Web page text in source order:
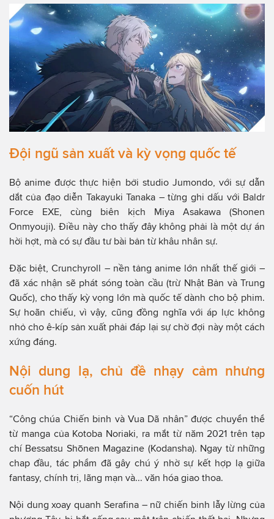
Đội ngũ sản xuất và kỳ vọng quốc tế
Bộ anime được thực hiện bởi studio Jumondo, với sự dẫn
dắt của đạo diễn Takayuki Tanaka – từng ghi dấu với Baldr
Force EXE, cùng biên kịch Miya Asakawa (Shonen
Onmyouji). Điều này cho thấy đây không phải là một dự án
hời hợt, mà có sự đầu tư bài bản từ khâu nhân sự.
Đặc biệt, Crunchyroll – nền tảng anime lớn nhất thế giới –
đã xác nhận sẽ phát sóng toàn cầu (trừ Nhật Bản và Trung
Quốc), cho thấy kỳ vọng lớn mà quốc tế dành cho bộ phim.
Sự hoãn chiếu, vì vậy, cũng đồng nghĩa với áp lực không
nhỏ cho ê-kíp sản xuất phải đáp lại sự chờ đợi này một cách
xứng đáng.
Nội dung lạ, chủ đề nhạy cảm nhưng
cuốn hút
“Công chúa Chiến binh và Vua Dã nhân” được chuyển thể
từ manga của Kotoba Noriaki, ra mắt từ năm 2021 trên tạp
chí Bessatsu Shōnen Magazine (Kodansha). Ngay từ những
chap đầu, tác phẩm đã gây chú ý nhờ sự kết hợp lạ giữa
fantasy, chính trị, lãng mạn và... văn hóa giao thoa.
Nội dung xoay quanh Serafina – nữ chiến binh lẫy lừng của